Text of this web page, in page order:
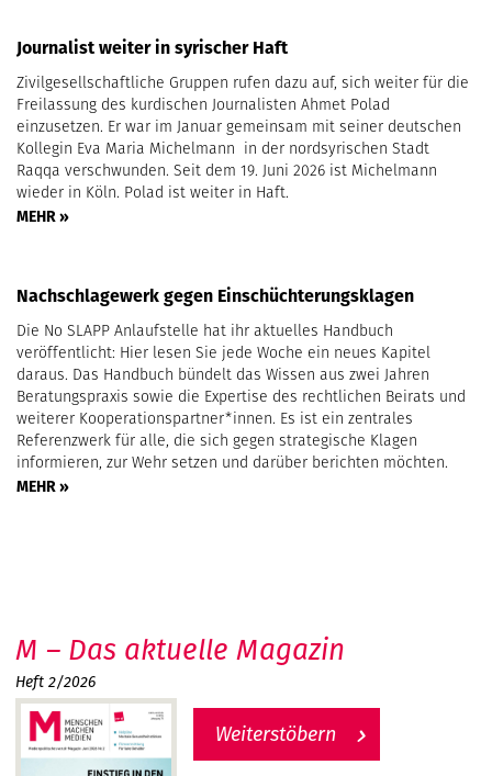
Journalist weiter in syrischer Haft
Zivilgesellschaftliche Gruppen rufen dazu auf, sich weiter für die
Freilassung des kurdischen Journalisten Ahmet Polad
einzusetzen. Er war im Januar gemeinsam mit seiner deutschen
Kollegin Eva Maria Michelmann in der nordsyrischen Stadt
Raqqa verschwunden. Seit dem 19. Juni 2026 ist Michelmann
wieder in Köln. Polad ist weiter in Haft.
MEHR »
Nachschlagewerk gegen Einschüchterungsklagen
Die No SLAPP Anlaufstelle hat ihr aktuelles Handbuch
veröffentlicht: Hier lesen Sie jede Woche ein neues Kapitel
daraus. Das Handbuch bündelt das Wissen aus zwei Jahren
Beratungspraxis sowie die Expertise des rechtlichen Beirats und
weiterer Kooperationspartner*innen. Es ist ein zentrales
Referenzwerk für alle, die sich gegen strategische Klagen
informieren, zur Wehr setzen und darüber berichten möchten.
MEHR »
M – Das aktuelle Magazin
Heft 2/2026
Weiterstöbern